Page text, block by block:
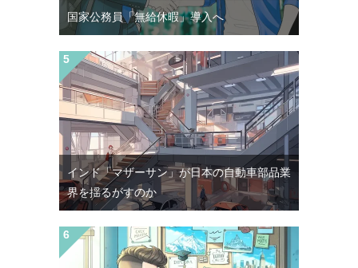
国家公務員「無給休暇」導入へ
インド「マザーサン」が日本の自動車部品業
界を揺るがすのか